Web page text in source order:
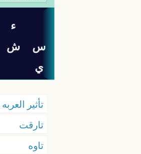
ء
س
ش
ي
تأثير العربه
تارقت
تاوه